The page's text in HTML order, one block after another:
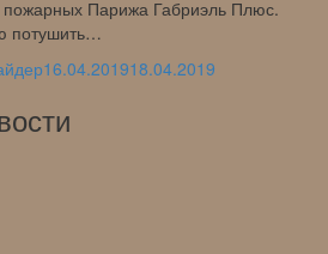
пожарных Парижа Габриэль Плюс.
потушить…
16.04.201918.04.2019